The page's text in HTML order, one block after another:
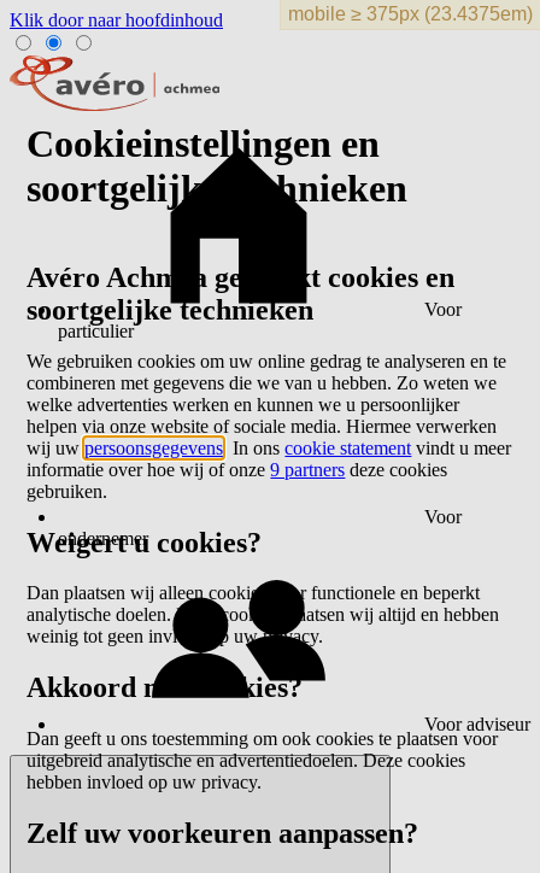
Klik door naar hoofdinhoud
Voor
particulier
Voor
ondernemer
Voor adviseur
Cookieinstellingen en
soortgelijke technieken
Avéro Achmea gebruikt cookies en
soortgelijke technieken
We gebruiken cookies om uw online gedrag te analyseren en te
combineren met gegevens die we van u hebben. Zo weten we
welke advertenties werken en kunnen we u persoonlijker
helpen via onze website of sociale media. Hiermee verwerken
wij uwpersoonsgegevens . In onscookie statement vindt u meer
informatie over hoe wij of onze9 partners deze cookies
gebruiken.
Weigert u cookies?
Dan plaatsen wij alleen cookies voor functionele en beperkt
analytische doelen. Deze cookies plaatsen wij altijd en hebben
weinig tot geen invloed op uw privacy.
Akkoord met cookies?
Dan geeft u ons toestemming om ook cookies te plaatsen voor
uitgebreid analytische en advertentiedoelen. Deze cookies
hebben invloed op uw privacy.
Zelf uw voorkeuren aanpassen?